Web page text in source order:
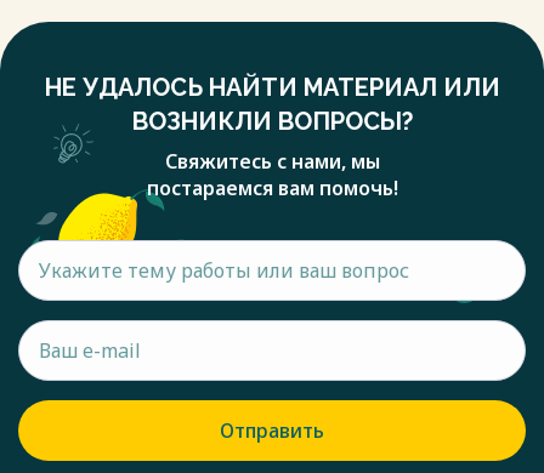
НЕ УДАЛОСЬ НАЙТИ МАТЕРИАЛ ИЛИ
ВОЗНИКЛИ ВОПРОСЫ?
Свяжитесь с нами, мы
постараемся вам помочь!
Отправить